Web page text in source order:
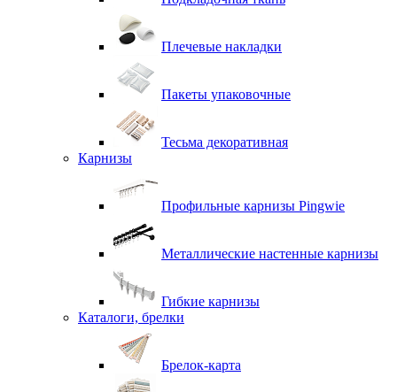
Плечевые накладки
Пакеты упаковочные
Тесьма декоративная
Карнизы
Профильные карнизы Pingwie
Металлические настенные карнизы
Гибкие карнизы
Каталоги, брелки
Брелок-карта